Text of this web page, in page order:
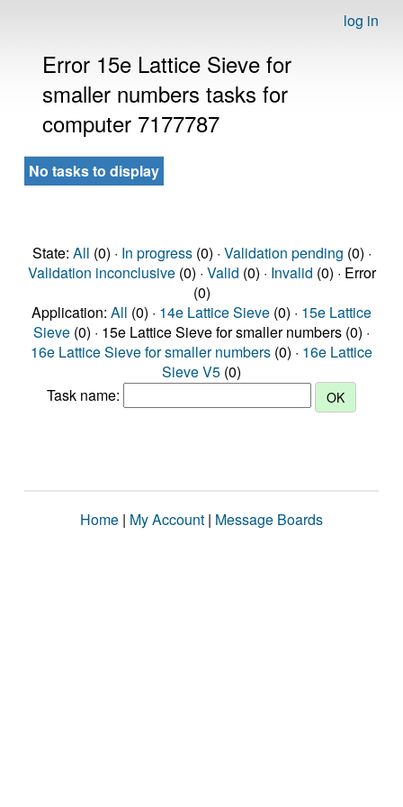
log in
Error 15e Lattice Sieve for
smaller numbers tasks for
computer 7177787
No tasks to display
State: All (0) · In progress(0) · Validation pending (0) ·
Validation inconclusive(0) · Valid (0) · Invalid (0) · Error
(0)
Application: All (0) · 14e Lattice Sieve (0) · 15e Lattice
Sieve (0) · 15e Lattice Sieve for smaller numbers (0) ·
16e Lattice Sieve for smaller numbers (0) · 16e Lattice
Sieve V5 (0)
Task name:
Home | My Account | Message Boards